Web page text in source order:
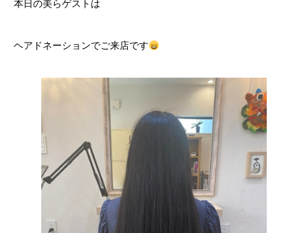
本日の美らゲストは
ヘアドネーションでご来店です